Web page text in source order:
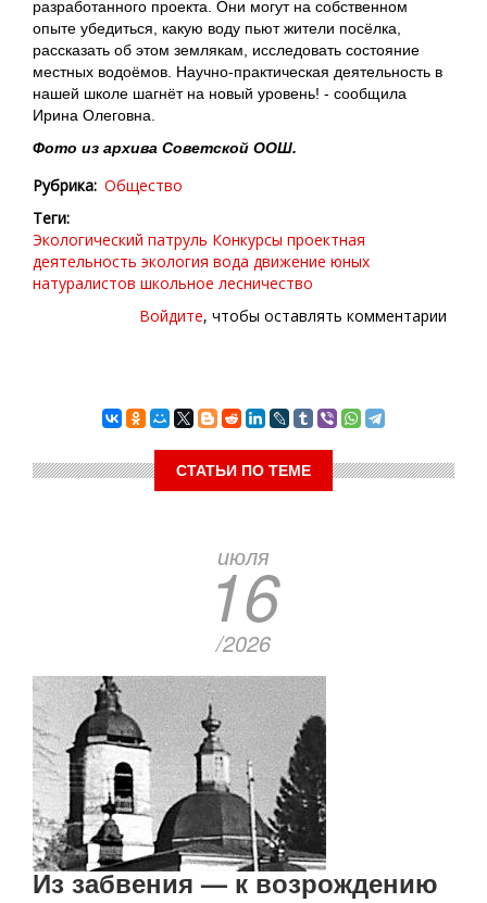
разработанного проекта. Они могут на собственном
опыте убедиться, какую воду пьют жители посёлка,
рассказать об этом землякам, исследовать состояние
местных водоёмов. Научно-практическая деятельность в
нашей школе шагнёт на новый уровень! - сообщила
Ирина Олеговна.
Фото из архива Советской ООШ.
Рубрика Общество
Теги
Экологический патруль Конкурсы проектная
деятельность экология вода движение юных
натуралистов школьное лесничество
Войдите, чтобы оставлять комментарии
СТАТЬИ ПО ТЕМЕ
июля
16
/2026
Из забвения — к возрождению